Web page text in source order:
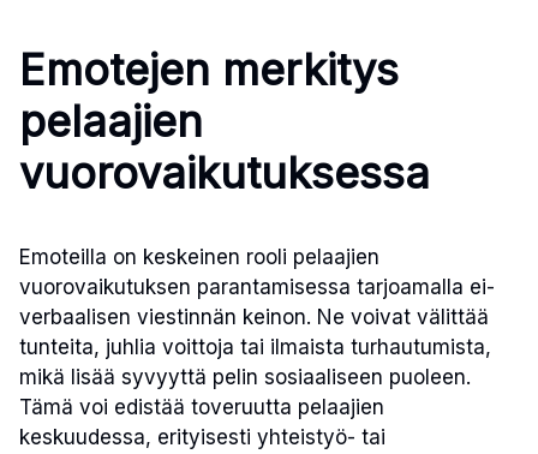
Emotejen merkitys
pelaajien
vuorovaikutuksessa
Emoteilla on keskeinen rooli pelaajien
vuorovaikutuksen parantamisessa tarjoamalla ei-
verbaalisen viestinnän keinon. Ne voivat välittää
tunteita, juhlia voittoja tai ilmaista turhautumista,
mikä lisää syvyyttä pelin sosiaaliseen puoleen.
Tämä voi edistää toveruutta pelaajien
keskuudessa, erityisesti yhteistyö- tai